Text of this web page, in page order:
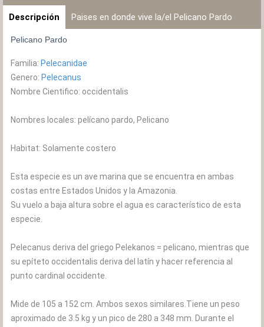
Descripción Paises en donde vive la/el Pelicano Pardo
Pelicano Pardo
Familia: Pelecanidae
Genero: Pelecanus
Nombre Cientifico: occidentalis
Nombres locales: pelícano pardo, Pelicano
Habitat: Solamente costero
Esta especie es un ave marina que se encuentra en ambas
costas entre Estados Unidos y la Amazonia.
Su vuelo a baja altura sobre el agua es característico de esta
especie.
Pelecanus deriva del griego Pelekanos = pelicano, mientras que
su epíteto occidentalis deriva del latín y hacer referencia al
punto cardinal occidente.
Mide de 105 a 152 cm. Ambos sexos similares.Tiene un peso
aproximado de 3.5 kg y un pico de 280 a 348 mm. Durante el